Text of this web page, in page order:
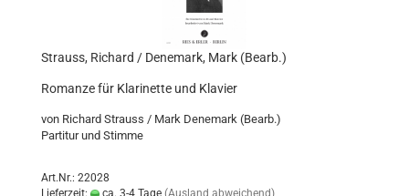
Strauss, Richard / Denemark, Mark (Bearb.)
Romanze für Klarinette und Klavier
von Richard Strauss / Mark Denemark (Bearb.)
Partitur und Stimme
Art.Nr.: 22028
Lieferzeit:
ca. 3-4 Tage (Ausland abweichend)